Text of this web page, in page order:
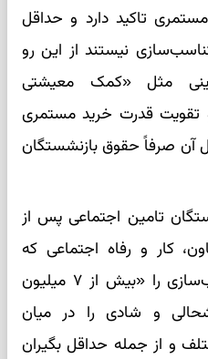
تاکید دارد و حداقل
نیستند از این رو
مثل «کمک معیشتی
تقویت قدرت خرید مستمری
آن صرفاً حقوق بازنشستگان
تامین اجتماعی پس از
کار و رفاه اجتماعی که
مشمولان انجام این متناسب‌سازی را «بیش از ۷ میلیون
و شادی را در میان
و از جمله حداقل بگیران